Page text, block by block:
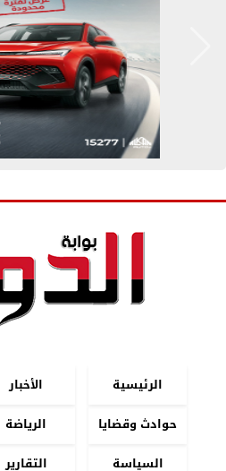
الرئيسية الأخبار
حوادث وقضايا
الرياضة
السياسة
التقارير